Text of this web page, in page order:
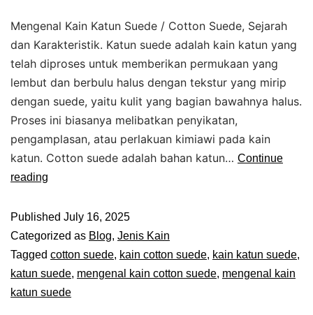
Mengenal Kain Katun Suede / Cotton Suede, Sejarah
dan Karakteristik. Katun suede adalah kain katun yang
telah diproses untuk memberikan permukaan yang
lembut dan berbulu halus dengan tekstur yang mirip
dengan suede, yaitu kulit yang bagian bawahnya halus.
Proses ini biasanya melibatkan penyikatan,
pengamplasan, atau perlakuan kimiawi pada kain
katun. Cotton suede adalah bahan katun… Continue
reading
Published July 16, 2025
Categorized as Blog, Jenis Kain
Tagged cotton suede, kain cotton suede, kain katun suede,
katun suede, mengenal kain cotton suede, mengenal kain
katun suede